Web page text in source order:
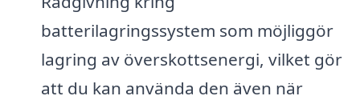
batterilagringssystem som möjliggör
lagring av överskottsenergi, vilket gör
att du kan använda den även när